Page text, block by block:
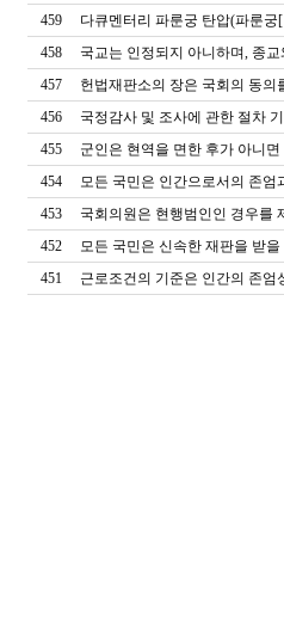
459
다큐멘터리 파룬궁 탄압(파룬
458
457
헌법재판소의 장은 국회의 동
456
국정감사 및 조사에 관한 절차
455
군인은 현역을 면한 후가 아니
454
453
452
451
근로조건의 기준은 인간의 존